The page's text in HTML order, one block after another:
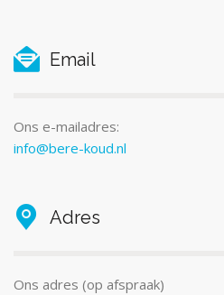
Email
Ons e-mailadres:
info@bere-koud.nl
Adres
Ons adres (op afspraak)